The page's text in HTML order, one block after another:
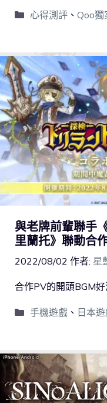
心得測評、 Qoo獨
與老牌前輩聯手
里蘭托》聯動合
2022/08/02 作者: 星
合作PV的開頭BGM
手機遊戲、 日本